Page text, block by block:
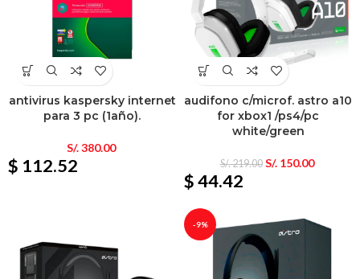
antivirus kaspersky internet
para 3 pc (1año).
S/.380.00
$ 112.52
audifono c/microf. astro a10
for xbox1 /ps4/pc
white/green
S/.219.00 S/.150.00
$ 44.42
-9%